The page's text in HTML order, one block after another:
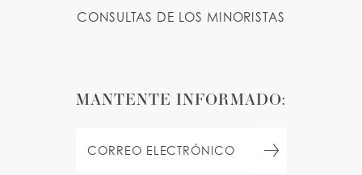
CONSULTAS DE LOS MINORISTAS
MANTENTE INFORMADO: